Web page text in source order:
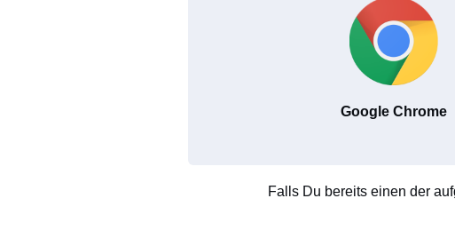
Google Chrome
Falls Du bereits einen der